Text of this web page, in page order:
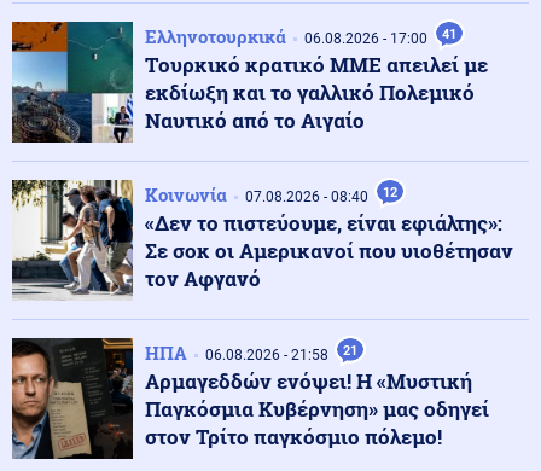
Άγιος Αιμιλιανός Επίσκοπος Κυζίκου ο Ομολογητής
Κόσμος 08.08.2026 - 10:03
Η ναυτιλία μπροστά σε υψηλό ρίσκο και στη Μαύρη
Θάλασσα – Αυξημένα ναύλα και ασφάλιστρα πολέμου
Κοινωνία 08.08.2026 - 09:58
Τέλος οι πινακίδες αυτοκινήτων στην Ελλάδα
Κόσμος 08.08.2026 - 09:53
Συνετρίβη πυροσβεστικό ελικόπτερο ενώ επιχειρούσε
σε μεγάλη δασική πυρκαγιά στη Γιούτα
Ελληνοτουρκικά 06.08.2026 - 17:00 41
Tουρκικό κρατικό ΜΜΕ απειλεί με
εκδίωξη και το γαλλικό Πολεμικό
Ναυτικό από το Αιγαίο
Κοινωνία 07.08.2026 - 08:40 12
«Δεν το πιστεύουμε, είναι εφιάλτης»:
Σε σοκ οι Αμερικανοί που υιοθέτησαν
τον Αφγανό
ΗΠΑ 06.08.2026 - 21:58 21
Αρμαγεδδών ενόψει! Η «Μυστική
Παγκόσμια Κυβέρνηση» μας οδηγεί
στον Τρίτο παγκόσμιο πόλεμο!